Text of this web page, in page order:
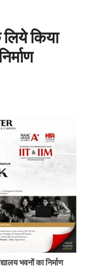
किया
भवनों का निर्माण